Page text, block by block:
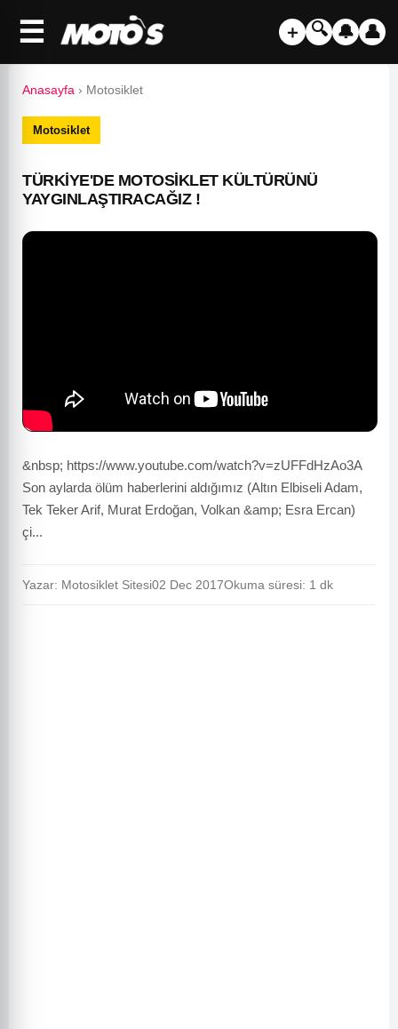
☰ ＋ 🔍 🔔 👤
Anasayfa › Motosiklet
Motosiklet
TÜRKİYE'DE MOTOSİKLET KÜLTÜRÜNÜ
YAYGINLAŞTIRACAĞIZ !
&nbsp; https://www.youtube.com/watch?v=zUFFdHzAo3A
Son aylarda ölüm haberlerini aldığımız (Altın Elbiseli Adam,
Tek Teker Arif, Murat Erdoğan, Volkan &amp; Esra Ercan)
çi...
Yazar: Motosiklet Sitesi02 Dec 2017Okuma süresi: 1 dk